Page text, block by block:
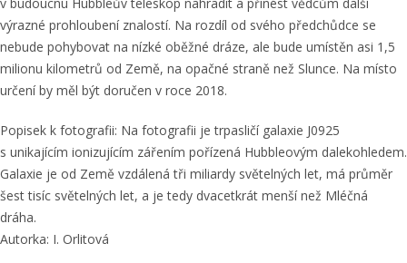
výrazné prohloubení znalostí. Na rozdíl od svého předchůdce se
nebude pohybovat na nízké oběžné dráze, ale bude umístěn asi 1,5
milionu kilometrů od Země, na opačné straně než Slunce. Na místo
určení by měl být doručen v roce 2018.
Popisek k fotografii: Na fotografii je trpasličí galaxie J0925
s unikajícím ionizujícím zářením pořízená Hubbleovým dalekohledem.
Galaxie je od Země vzdálená tři miliardy světelných let, má průměr
šest tisíc světelných let, a je tedy dvacetkrát menší než Mléčná
dráha.
Autorka: I. Orlitová